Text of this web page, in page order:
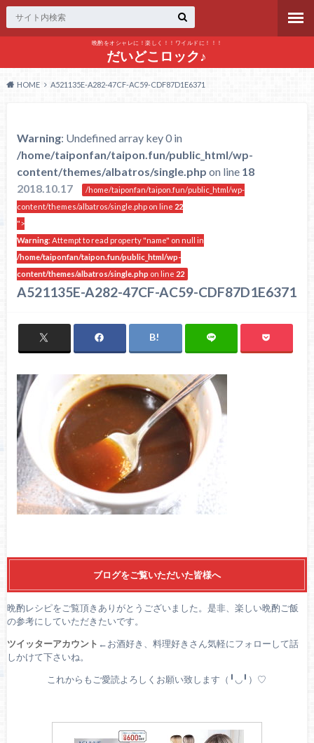
晩酌をオシャレに！楽しく！！ワイルドに！！！
だいどこロック♪
HOME A521135E-A282-47CF-AC59-CDF87D1E6371
Warning: Undefined array key 0 in
/home/taiponfan/taipon.fun/public_html/wp-
content/themes/albatros/single.php on line 18
2018.10.17
/home/taiponfan/taipon.fun/public_html/wp-
content/themes/albatros/single.php on line 22
">
Warning: Attempt to read property "name" on null in
/home/taiponfan/taipon.fun/public_html/wp-
content/themes/albatros/single.php on line 22
A521135E-A282-47CF-AC59-CDF87D1E6371
ブログをご覧いただいた皆様へ
晩酌レシピをご覧頂きありがとうございました。是非、楽しい晩酌ご飯
の参考にしていただきたいです。
ツイッターアカウント ←お酒好き、料理好きさん気軽にフォローして話
しかけて下さいね。
これからもご愛読よろしくお願い致します（╹◡╹）♡